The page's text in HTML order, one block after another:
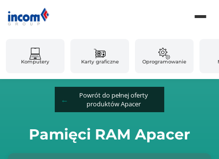
Komputery Karty graficzne Oprogramowanie
Powrót do pełnej oferty
produktów Apacer
Pamięci RAM Apacer